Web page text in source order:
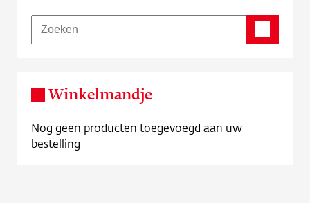
Winkelmandje
Nog geen producten toegevoegd aan uw
bestelling